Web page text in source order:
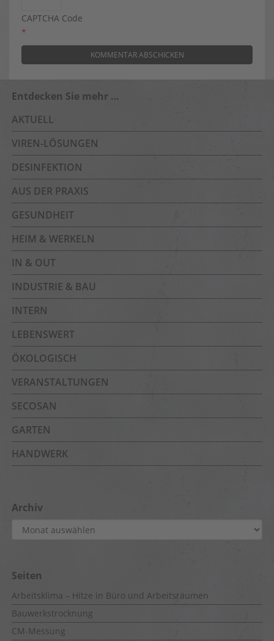
CAPTCHA Code
*
Entdecken Sie mehr …
AKTUELL
VIREN-LÖSUNGEN
DESINFEKTION
AUS DER PRAXIS
GESUNDHEIT
HEIM & WERKELN
IN & OUT
INDUSTRIE & BAU
INTERN
LEBENSWERT
ÖKOLOGISCH
VERANSTALTUNGEN
SECOSAN
GARTEN
HANDWERK
Archiv
Archiv
Seiten
Arbeitsklima – Hitze in Büro und Arbeitsräumen
Bauwerkstrocknung
CM-Messung